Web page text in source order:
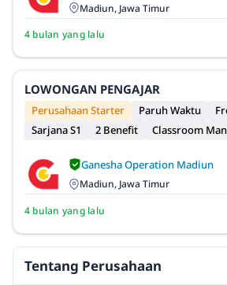
Madiun, Jawa Timur
4 bulan yang lalu
LOWONGAN PENGAJAR
Perusahaan Starter
Paruh Waktu
Sarjana S1
2 Benefit Classroom
Ganesha Operation Madiun
Madiun, Jawa Timur
4 bulan yang lalu
Tentang Perusahaan